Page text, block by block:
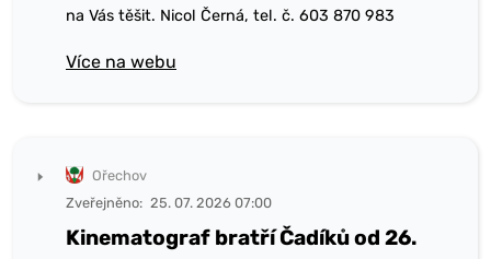
na Vás těšit. Nicol Černá, tel. č. 603 870 983
Více na webu
Ořechov
Zveřejněno: 25. 07. 2026 07:00
Kinematograf bratří Čadíků od 26.